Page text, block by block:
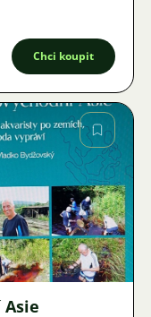
Chci koupit